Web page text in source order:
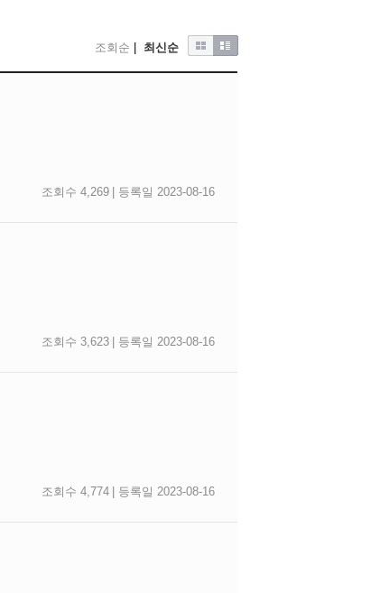
조회순 최신순
조회수 4,269 | 등록일 2023-08-16
조회수 3,623 | 등록일 2023-08-16
조회수 4,774 | 등록일 2023-08-16